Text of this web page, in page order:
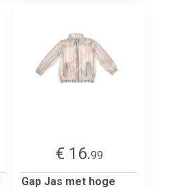
€ 16.99
Gap Jas met hoge